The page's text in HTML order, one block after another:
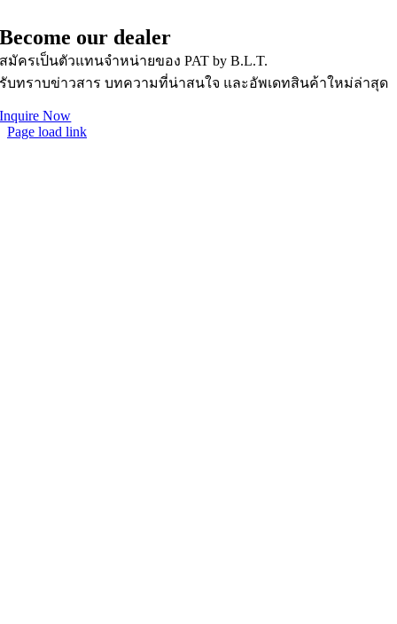
Become our dealer
สมัครเป็นตัวแทนจำหน่ายของ PAT by B.L.T.
รับทราบข่าวสาร บทความที่น่าสนใจ และอัพเดทสินค้าใหม่ล่าสุด
Inquire Now
Page load link